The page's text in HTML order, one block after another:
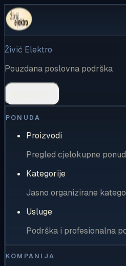
Živić Elektro
Pouzdana poslovna podrška
PONUDA
Proizvodi
Pregled cjelokupne
Kategorije
Jasno organizirane
Usluge
Podrška i profesionalna
KOMPANIJA